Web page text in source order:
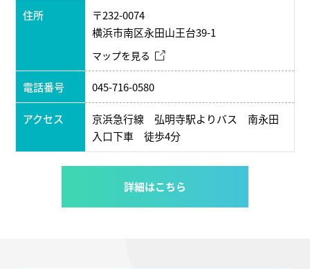
住所
〒232-0074
横浜市南区永田山王台39-1
マップを見る
電話番号 045-716-0580
アクセス
京浜急行線 弘明寺駅よりバス 南永田
入口下車 徒歩4分
詳細はこちら